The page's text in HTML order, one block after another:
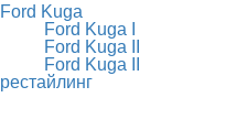
Ford Kuga
Ford Kuga I
Ford Kuga II
Ford Kuga II
рестайлинг